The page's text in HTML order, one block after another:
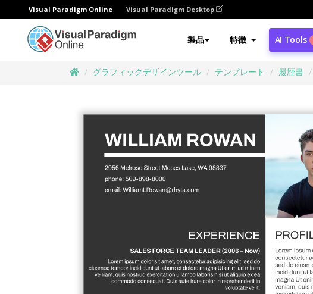
Visual Paradigm Online Visual Paradigm Desktop
製品 特徴 AI Tools
グラフィックデザインツール テンプレート 履歴書